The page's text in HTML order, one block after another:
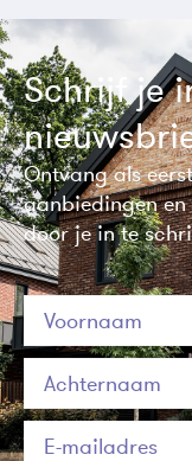
Schrijf je
Ontvang als
aanbiedingen en
door je in te